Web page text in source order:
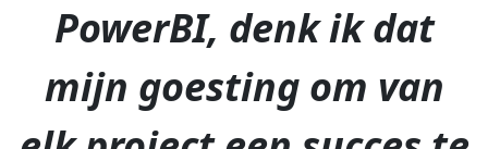
PowerBI, denk ik dat
mijn goesting om van